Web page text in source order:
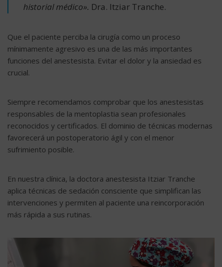
historial médico». Dra. Itziar Tranche.
Que el paciente perciba la cirugía como un proceso
mínimamente agresivo es una de las más importantes
funciones del anestesista. Evitar el dolor y la ansiedad es
crucial.
Siempre recomendamos comprobar que los anestesistas
responsables de la mentoplastia sean profesionales
reconocidos y certificados. El dominio de técnicas modernas
favorecerá un postoperatorio ágil y con el menor
sufrimiento posible.
En nuestra clínica, la doctora anestesista Itziar Tranche
aplica técnicas de sedación consciente que simplifican las
intervenciones y permiten al paciente una reincorporación
más rápida a sus rutinas.